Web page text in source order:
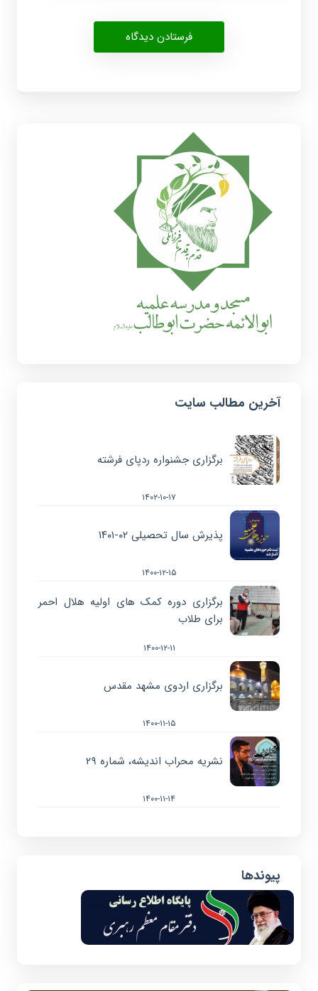
آخرین مطالب سایت
برگزاری جشنواره ردپای فرشته
۱۴۰۲-۱۰-۱۷
پذیرش سال تحصیلی ۰۲-۱۴۰۱
۱۴۰۰-۱۲-۱۵
برگزاری دوره کمک های اولیه هلال احمر
برای طلاب
۱۴۰۰-۱۲-۱۱
برگزاری اردوی مشهد مقدس
۱۴۰۰-۱۱-۱۵
نشریه محراب اندیشه، شماره ۲۹
۱۴۰۰-۱۱-۱۴
پیوندها